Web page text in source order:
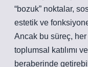
“bozuk” noktalar,
estetik ve
Ancak bu süreç,
toplumsal katılımı
beraberinde